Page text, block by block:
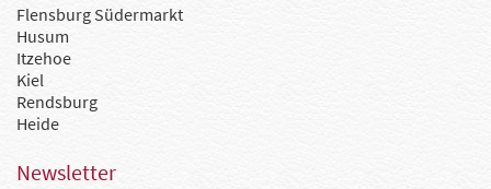
Flensburg Südermarkt
Husum
Itzehoe
Kiel
Rendsburg
Heide
Newsletter